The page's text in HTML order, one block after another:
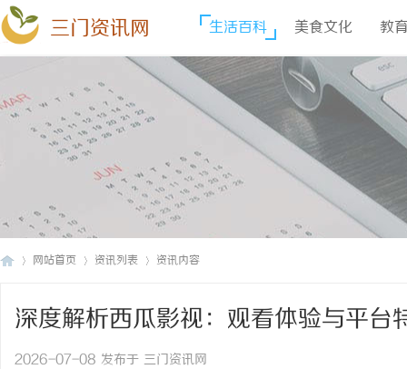
三门资讯网 生活百科 美食文化 教
网站首页 资讯列表 资讯内容
深度解析西瓜影视：观看体验与平台
2026-07-08 发布于 三门资讯网